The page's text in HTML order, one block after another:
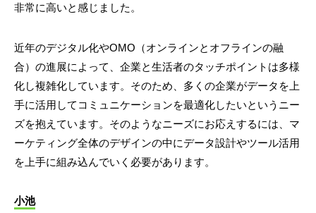
非常に高いと感じました。
近年のデジタル化やOMO（オンラインとオフラインの融
合）の進展によって、企業と生活者のタッチポイントは多様
化し複雑化しています。そのため、多くの企業がデータを上
手に活用してコミュニケーションを最適化したいというニー
ズを抱えています。そのようなニーズにお応えするには、マ
ーケティング全体のデザインの中にデータ設計やツール活用
を上手に組み込んでいく必要があります。
小池